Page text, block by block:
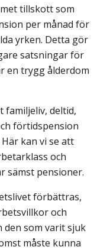
tillskott som
per månad för
yrken. Detta gör
satsningar för
en trygg ålderdom
familjeliv, deltid,
förtidspension
kan vi se att
och
sämst pensioner.
förbättras,
och
den som varit sjuk
måste kunna